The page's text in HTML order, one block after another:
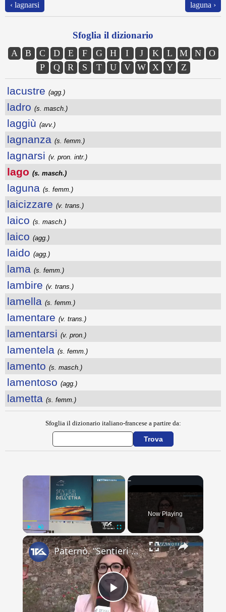
‹ lagnarsi laguna ›
Sfoglia il dizionario
A B C D E F G H I J K L M N
O
P
Q R S T U V W X Y Z
lacustre (agg.)
ladro (s. masch.)
laggiù (avv.)
lagnanza (s. femm.)
lagnarsi (v. pron. intr.)
lago (s. masch.)
laguna (s. femm.)
laicizzare (v. trans.)
laico (s. masch.)
laico (agg.)
laido (agg.)
lama (s. femm.)
lambire (v. trans.)
lamella (s. femm.)
lamentare (v. trans.)
lamentarsi (v. pron.)
lamentela (s. femm.)
lamento (s. masch.)
lamentoso (agg.)
lametta (s. femm.)
Sfoglia il dizionario italiano-francese a partire da:
×
Play Unmute Fullscreen
Now Playing
×
Play
Paternò. “Sentieri e Sapori dell’Etna”, presentato il progetto del Gal Etna che coinvolge 11 Comuni